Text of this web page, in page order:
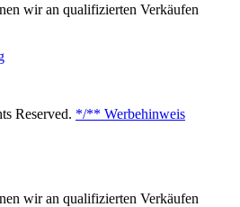
wir an qualifizierten Verkäufen
Reserved. */** Werbehinweis
wir an qualifizierten Verkäufen